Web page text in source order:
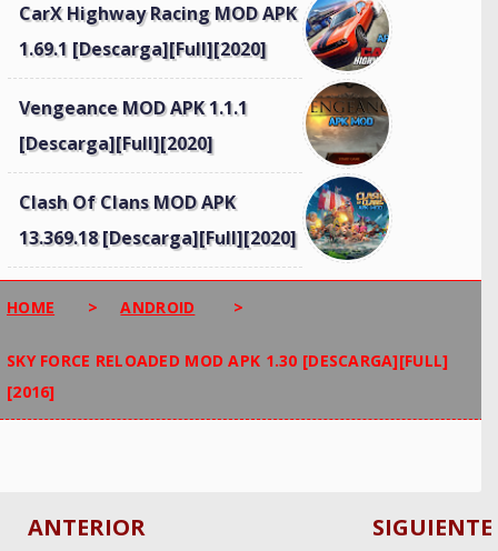
CarX Highway Racing MOD APK
1.69.1 [Descarga][Full][2020]
Vengeance MOD APK 1.1.1
[Descarga][Full][2020]
Clash Of Clans MOD APK
13.369.18 [Descarga][Full][2020]
HOME > ANDROID >
SKY FORCE RELOADED MOD APK 1.30 [DESCARGA][FULL]
[2016]
SIGUIENTE
ANTERIOR